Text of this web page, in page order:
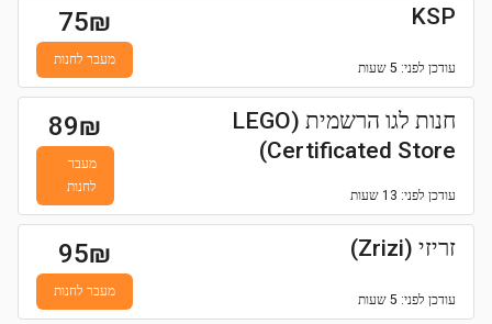
KSP
עודכן לפני: 5 שעות
75₪
מעבר לחנות
חנות לגו הרשמית (LEGO
Certificated Store)
עודכן לפני: 13 שעות
89₪
מעבר
לחנות
זריזי (Zrizi)
עודכן לפני: 5 שעות
95₪
מעבר לחנות